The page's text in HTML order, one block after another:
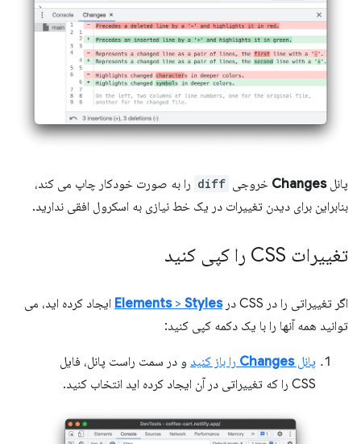
پانلChanges خروجی diff را به صورت خودکار چاپ می کند،
بنابراین برای دیدن تغییرات در یک خط نیازی به اسکرول افقی ندارید.
تغییرات CSS را کپی کنید
اگر تغییراتی را در CSS در Elements> Styles
ایجاد کرده اید، می
توانید همه آنها را با یک دکمه کپی کنید:
پانلChanges را باز کنید و در سمت راست پانل، فایل
CSS را که تغییراتی در آن ایجاد کرده اید انتخاب کنید.